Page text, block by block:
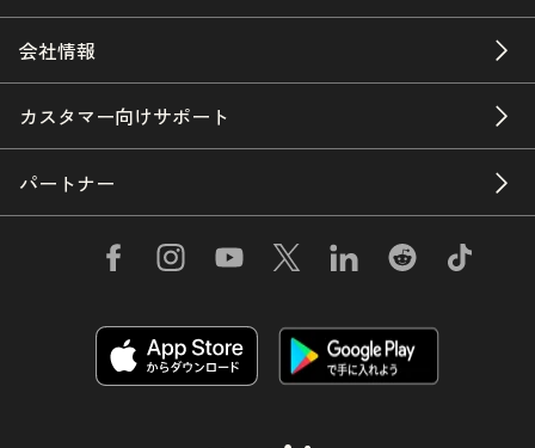
会社情報
カスタマー向けサポート
パートナー